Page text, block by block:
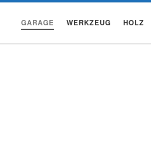
GARAGE WERKZEUG HOLZ